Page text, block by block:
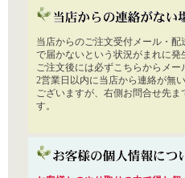
当店からのご注文受付メール・配
で届かないという状況がまれに発
ご注文後には必ずこちらからメー
2営業日以内に当店から連絡が無
ございますが、右側お問合せ先ま
す。